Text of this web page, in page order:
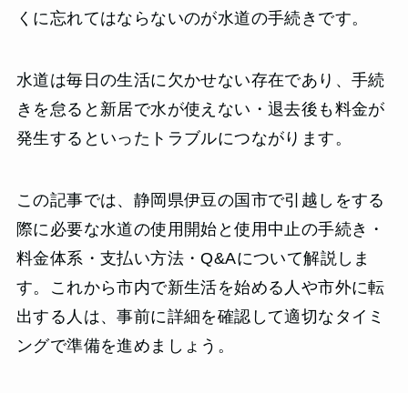
くに忘れてはならないのが水道の手続きです。
水道は毎日の生活に欠かせない存在であり、手続
きを怠ると新居で水が使えない・退去後も料金が
発生するといったトラブルにつながります。
この記事では、静岡県伊豆の国市で引越しをする
際に必要な水道の使用開始と使用中止の手続き・
料金体系・支払い方法・Q&Aについて解説しま
す。これから市内で新生活を始める人や市外に転
出する人は、事前に詳細を確認して適切なタイミ
ングで準備を進めましょう。